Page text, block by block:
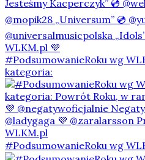
#PodsumowanieRoku wg
kategoria:
#PodsumowanieRoku wg